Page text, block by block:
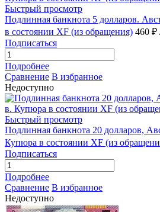
Быстрый просмотр
Подлинная банкнота 5 долларов.
в состоянии XF (из обращения) 460 ₽
Подписаться
Подробнее
Сравнение В избранное
Недоступно
Быстрый просмотр
Подлинная банкнота 20 долларов,
Купюра в состоянии XF (из
Подписаться
Подробнее
Сравнение В избранное
Недоступно